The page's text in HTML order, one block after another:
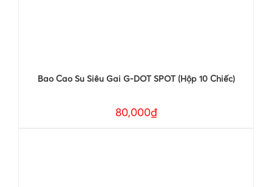
Bao Cao Su Siêu Gai G-DOT SPOT (Hộp 10 Chiếc)
80,000₫